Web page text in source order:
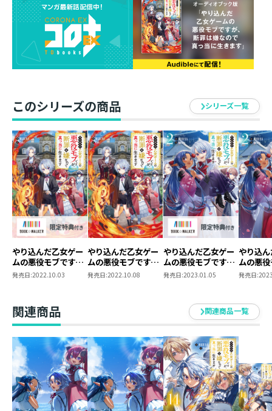
母を窮地から救ったリッドは、
家族が闇落ちしないよう着実に計画を進めていた。
ついに最大の問題人材不足を解決すべく
若きカリスマは“弱肉強食”の獣人国家ズベーラの奴隷１
６２人を保護することに！
世界初の魔法学校設立で導く、はずが……。
実際は「力なき者には従わない」と
リッドを“貴族のボンボン”呼ばわりで舐め切る問題児ば
かりだった！
「力を見せてみろ」と挑発された彼は、
１６２人全員同時にかかってきなと余裕の笑みで応じ
て……？
「さあ、授業【バトルロイヤル】を始めます」
獣人族【問題児】を束ね、領地発展へ！
“型破りな腹黒神童”のハートフル家族再創造計画第５
弾！
並み』も違うので肌触りも違います。私もメルディのよ
うに彼等をモフモフしたい！……と思いながら5巻をま
とめておりました。まぁ、飼っている猫達を思いっきり
抱きしめましたけどね。当然、猫達には嫌われました
(笑)
このシリーズの商品 シリーズ一覧
やり込んだ乙女ゲー
ムの悪役モブです
が、断罪は嫌なので
真っ当に生きます
電子書籍限定SS付
き】
発売日:2022.10.03
やり込んだ乙女ゲー
ムの悪役モブです
が、断罪は嫌なので
真っ当に生きます
発売日:2022.10.08
やり込んだ乙女ゲー
ムの悪役モブです
が、断罪は嫌なので
真っ当に生きます
限定書き下ろしSS＆
電子書籍限定SS付
発売日:2023.01.05
やり込
ムの悪
が、断
真っ当
発売日:
関連商品 関連商品一覧